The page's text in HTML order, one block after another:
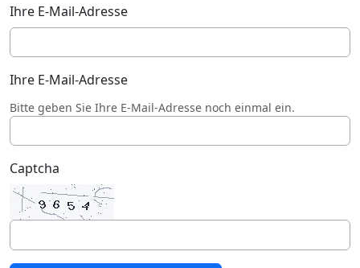
Ihre E-Mail-Adresse
Ihre E-Mail-Adresse
Bitte geben Sie Ihre E-Mail-Adresse noch einmal ein.
Captcha